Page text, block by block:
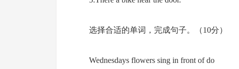
选择合适的单词，完成句子。（10分）
Wednesdays flowers sing in front of do